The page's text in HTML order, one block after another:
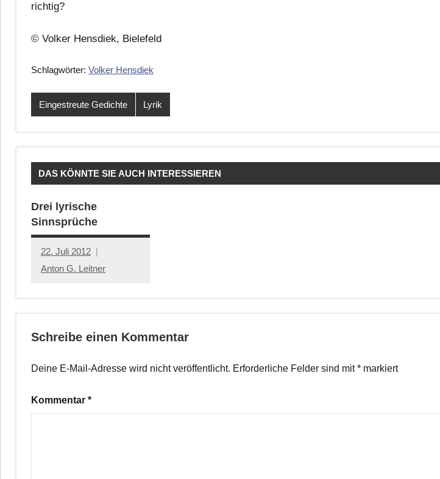
richtig?
© Volker Hensdiek, Bielefeld
Schlagwörter: Volker Hensdiek
Eingestreute Gedichte Lyrik
DAS KÖNNTE SIE AUCH INTERESSIEREN
Drei lyrische
Sinnsprüche
22. Juli 2012
Anton G. Leitner
Schreibe einen Kommentar
Deine E-Mail-Adresse wird nicht veröffentlicht. Erforderliche Felder sind mit* markiert
Kommentar *